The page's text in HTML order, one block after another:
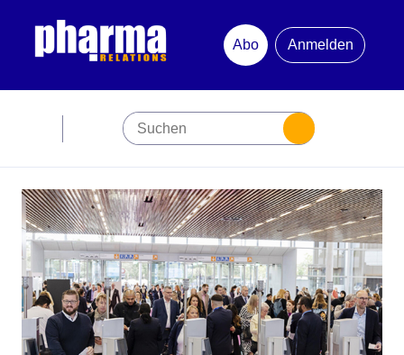
Abo
Anmelden
Premiumpartner
Jubiläum
Newsletter